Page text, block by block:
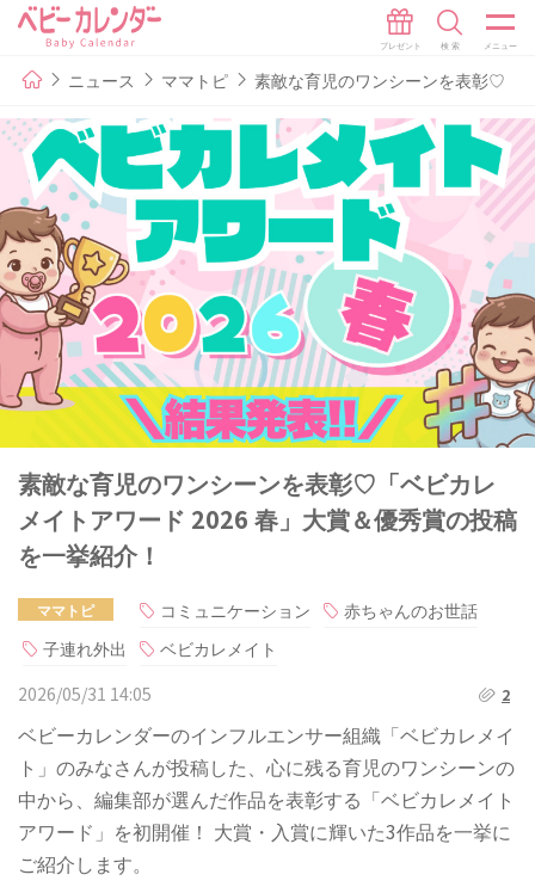
ニュース ママトピ 素敵な育児のワンシーンを表彰♡「
素敵な育児のワンシーンを表彰♡「ベビカレ
メイトアワード 2026 春」大賞＆優秀賞の投稿
を一挙紹介！
ママトピ コミュニケーション
赤ちゃんのお世話
子連れ外出
ベビカレメイト
2026/05/31 14:05
2
ベビーカレンダーのインフルエンサー組織「ベビカレメイ
ト」のみなさんが投稿した、心に残る育児のワンシーンの
中から、編集部が選んだ作品を表彰する「ベビカレメイト
アワード」を初開催！ 大賞・入賞に輝いた3作品を一挙に
ご紹介します。